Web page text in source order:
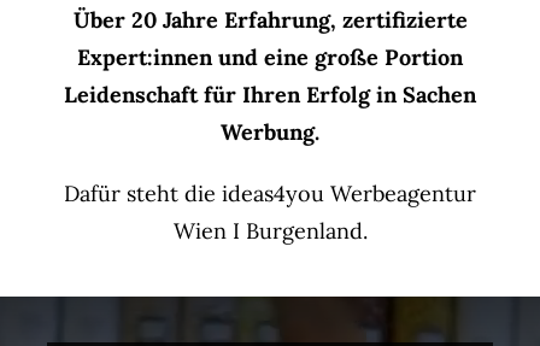
Über 20 Jahre Erfahrung, zertifizierte
Expert:innen und eine große Portion
Leidenschaft für Ihren Erfolg in Sachen
Werbung.
Dafür steht die ideas4you Werbeagentur
Wien I Burgenland.